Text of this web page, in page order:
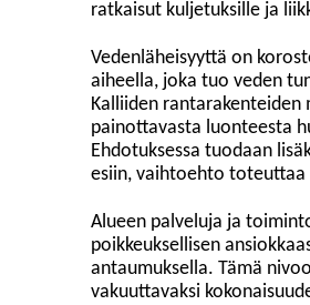
ratkaisut kuljetuksille ja
Vedenläheisyyttä on
aiheella, joka tuo veden
Kalliiden rantarakenteiden
painottavasta luonteesta
Ehdotuksessa tuodaan
esiin, vaihtoehto toteuttaa
Alueen palveluja ja
poikkeuksellisen
antaumuksella. Tämä
vakuuttavaksi